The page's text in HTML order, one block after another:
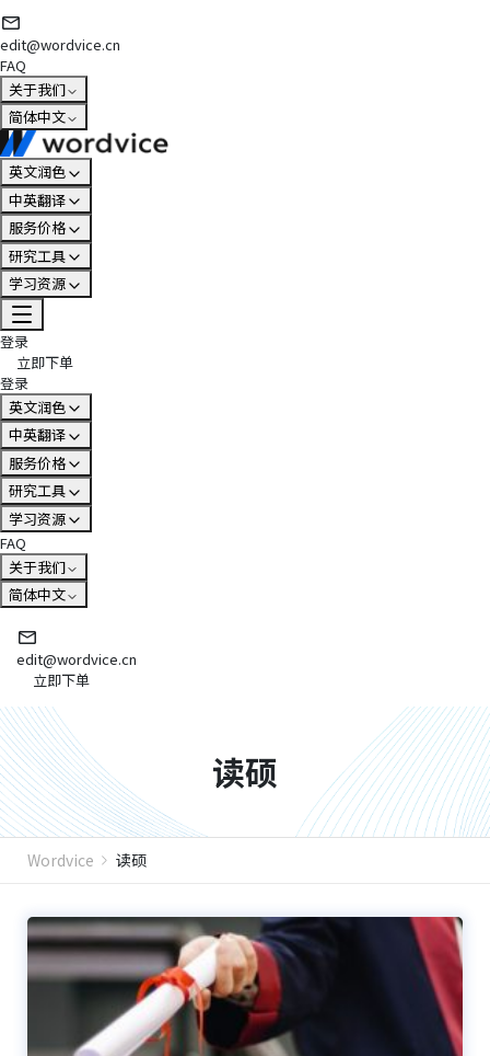
edit@wordvice.cn
FAQ
关于我们
简体中文
英文润色
中英翻译
服务价格
研究工具
学习资源
登录
立即下单
登录
英文润色
中英翻译
服务价格
研究工具
学习资源
FAQ
关于我们
简体中文
edit@wordvice.cn
立即下单
读硕
Wordvice 读硕